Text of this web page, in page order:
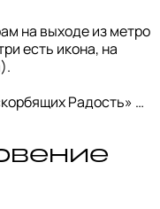
на выходе из метро
есть икона, на
Радость»
создавали два
в 1780-е
с
после пожара 1812